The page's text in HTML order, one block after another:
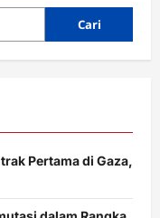
Cari
Pertama di Gaza,